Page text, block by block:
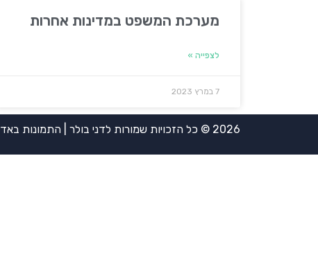
מערכת המשפט במדינות אחרות
לצפייה »
7 במרץ 2023
2026 © כל הזכויות שמורות לדני בולר | התמונות באדיבות אירית ויינשטיין